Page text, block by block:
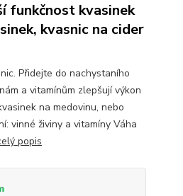
funkčnost kvasinek
kvasnic na cider
Přidejte do nachystaního
a vitamínům zlepšují výkon
na medovinu, nebo
vinné živiny a vitamíny Váha
popis